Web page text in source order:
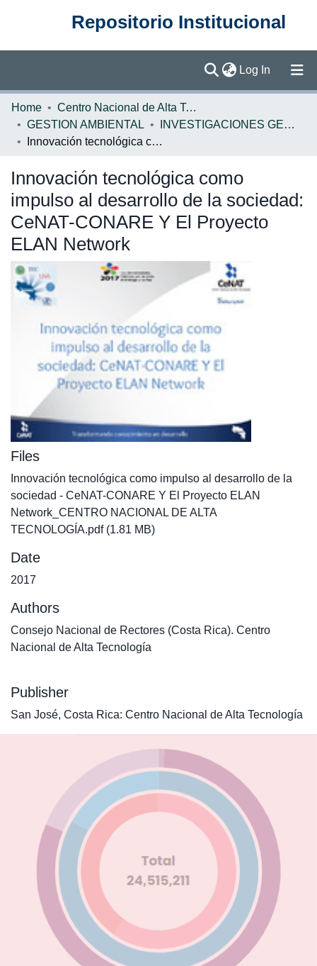
Repositorio Institucional
Log In (current)
Communities & Collections
Home
Centro Nacional de Alta Tecnología (CENAT)
GESTION AMBIENTAL
INVESTIGACIONES GESTION AMBIENTAL
Innovación tecnológica como impulso al desarrollo de la sociedad: CeNAT-CONARE Y El Proyecto ELAN Network
Innovación tecnológica como
impulso al desarrollo de la sociedad:
CeNAT-CONARE Y El Proyecto
ELAN Network
Files
Innovación tecnológica como impulso al desarrollo de la
sociedad - CeNAT-CONARE Y El Proyecto ELAN
Network_CENTRO NACIONAL DE ALTA
TECNOLOGÍA.pdf(1.81 MB)
Date
2017
Authors
Consejo Nacional de Rectores (Costa Rica). Centro
Nacional de Alta Tecnología
Publisher
San José, Costa Rica: Centro Nacional de Alta Tecnología